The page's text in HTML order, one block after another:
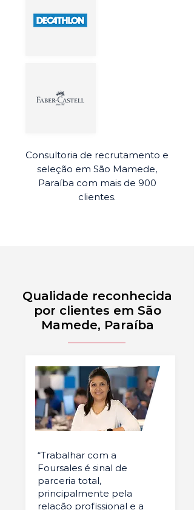
Consultoria de recrutamento e
seleção em São Mamede,
Paraíba com mais de 900
clientes.
Qualidade reconhecida
por clientes em São
Mamede, Paraíba
“Trabalhar com a
Foursales é sinal de
parceria total,
principalmente pela
relação profissional e a